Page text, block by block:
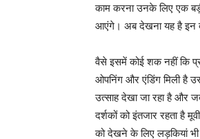
काम करना उनके लिए एक
आएंगे। अब देखना यह है इन
वैसे इसमें कोई शक नहीं कि
ओपनिंग और एंडिंग मिली है
उत्साह देखा जा रहा है और
दर्शकों को इंतजार रहता है
को देखने के लिए लड़कियां